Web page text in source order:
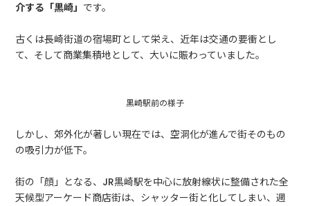
介する「黒崎」 です。
古くは長崎街道の宿場町として栄え、近年は交通の要衝とし
て、そして商業集積地として、大いに賑わっていました。
黒崎駅前の様子
しかし、郊外化が著しい現在では、空洞化が進んで街そのもの
の吸引力が低下。
街の「顔」となる、JR黒崎駅を中心に放射線状に整備された全
天候型アーケード商店街は、シャッター街と化してしまい、週